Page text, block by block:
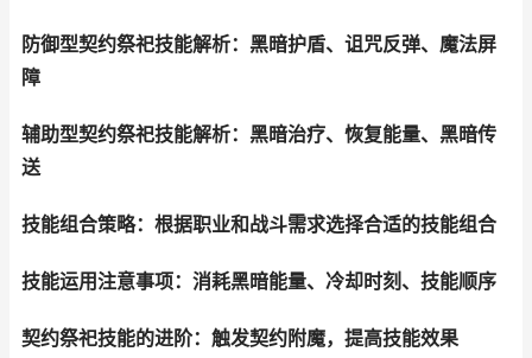
防御型契约祭祀技能解析：黑暗护盾、诅咒反弹、魔法屏
障
辅助型契约祭祀技能解析：黑暗治疗、恢复能量、黑暗传
送
技能组合策略：根据职业和战斗需求选择合适的技能组合
技能运用注意事项：消耗黑暗能量、冷却时刻、技能顺序
契约祭祀技能的进阶：触发契约附魔，提高技能效果